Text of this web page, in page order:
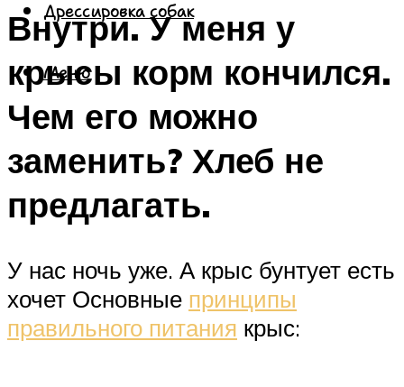
Дрессировка собак
Меню
Внутри. У меня у
крысы корм кончился.
Чем его можно
заменить? Хлеб не
предлагать.
У нас ночь уже. А крыс бунтует есть
хочет Основные принципы
правильного питания крыс: